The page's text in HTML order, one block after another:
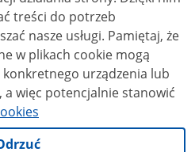
treści do potrzeb
usługi. Pamiętaj, że
w plikach cookie mogą
urządzenia lub
więc potencjalnie stanowić